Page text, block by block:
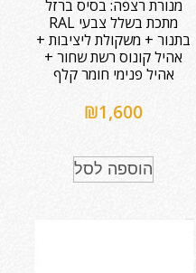
מנורת רצפה: בסיס ברזל
מתכת בשלל צבעי RAL
בתנור + משקולת ליציבות +
אהיל קונוס רשת שחור +
אהיל פנימי חומר קלף
₪1,600
הוספה לסל